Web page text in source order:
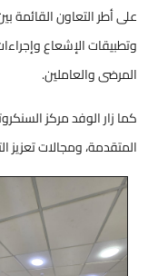
على أطر التعاون القائمة
وتطبيقات الإشعاع
المرضى والعاملين.
المتقدمة، ومجالات تعزيز